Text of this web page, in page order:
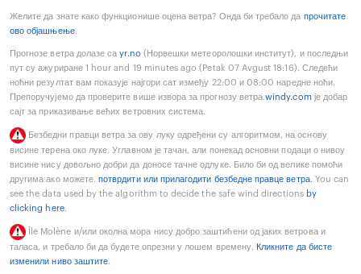
Желите да знате како функционише оцена ветра? Онда би требало да прочитате
ово објашњење.
Прогнозе ветра долазе саyr.no (Норвешки метеоролошки институт), и последњи
пут су ажуриране 1 hour and 19 minutes ago (Petak 07 Avgust 18:16). Следећи
ноћни резултат вам показује најгори сат између 22:00 и 08:00 наредне ноћи.
Препоручујемо да проверите више извора за прогнозу ветра.windy.comје добар
сајт за приказивање већих ветровних система.
Безбедни правци ветра за ову луку одређени су алгоритмом, на основу
висине терена око луке. Углавном је тачан, али понекад основни подаци о нивоу
висине нису довољно добри да доносе тачне одлуке. Било би од велике помоћи
другима ако можете.потврдити или прилагодити безбедне правце ветра. You can
see the data used by the algorithm to decide the safe wind directions by
clicking here.
Île Molène и/или околна мора нису добро заштићени од јаких ветрова и
таласа, и требало би да будете опрезни у лошем времену. Кликните да бисте
изменили ниво заштите.